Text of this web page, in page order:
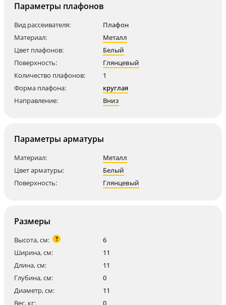
Параметры плафонов
Вид рассеивателя:
Плафон
Материал:
Металл
Цвет плафонов:
Белый
Поверхность:
Глянцевый
Количество плафонов:
1
Форма плафона:
круглая
Направление:
Вниз
Параметры арматуры
Материал:
Металл
Цвет арматуры:
Белый
Поверхность:
Глянцевый
Размеры
Высота, см: ?
6
Ширина, см:
11
Длина, см:
11
Глубина, см:
0
Диаметр, см:
11
Вес, кг:
0